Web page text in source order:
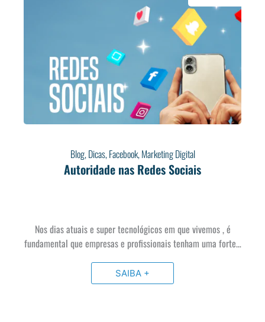
Blog,Dicas,Facebook,Marketing Digital
Autoridade nas Redes Sociais
Nos dias atuais e super tecnológicos em que vivemos , é
fundamental que empresas e profissionais tenham uma forte…
SAIBA +